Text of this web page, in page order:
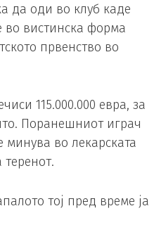
да оди во клуб каде
во вистинска форма
првенство во
115.000.000 евра, за
Поранешниот играч
минува во лекарската
тој пред време ја